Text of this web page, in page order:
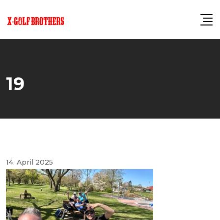
19
14. April 2025